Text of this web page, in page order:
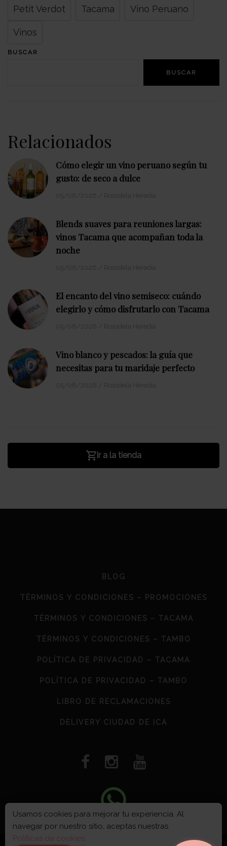
Petit Verdot Tacama Vino Peruano
Vinos
BUSCAR
BUSCAR
Relacionados
Cómo elegir un vino peruano según tu
gusto: de seco a dulce
Blends suaves para reuniones largas:
vinos Tacama que acompañan toda la
noche
El encanto del vino semiseco: cuándo
elegirlo y cómo disfrutarlo con Tacama
Vino blanco y pescados: la guía que
necesitas para tu maridaje perfecto
Ir a la tienda
BLOG
TÉRMINOS Y CONDICIONES – PROMOCIONES
TÉRMINOS Y CONDICIONES – TACAMA
TÉRMINOS Y CONDICIONES – TAMBO
POLÍTICA DE PRIVACIDAD – TACAMA
POLÍTICA DE PRIVACIDAD – TAMBO
LIBRO DE RECLAMACIONES
DELIVERY CIUDAD DE ICA
VIÑA TACAMA S.A © 2026
Usamos cookies para mejorar tu experiencia. Al
navegar por nuestro sitio, aceptas nuestras
Políticas de cookies.